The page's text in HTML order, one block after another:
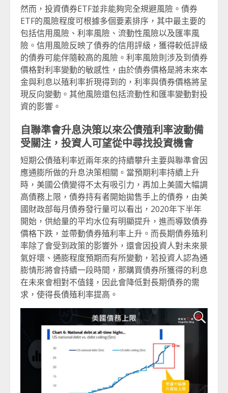
然而，投資債券ETF並非能夠完全規避風險。債券
ETF的風險程度可根據多個要素排序，其中最主要的
包括信用風險、利率風險、流動性風險以及匯率風
險。信用風險反映了債券的信用評級，獲得較低評級
的債券可能伴隨較高的風險。利率風險則涉及到債券
價格對利率變動的敏感性，由於債券價格是將未來本
金與利息以殖利率折現得到的，利率與債券價格將呈
現反向變動。其他風險還包括流動性和匯率變動對投
資的影響。
自聯準會升息決策以來公債殖利率波動備
受關注，投資人可望從中尋找投資機會
短期公債殖利率近兩年來的持續攀升主要與聯準會因
應通膨所做的升息決策相關。當預期利率持續上升
時，美國公債變得不太有吸引力，再加上美國大幅調
高債務上限，債券持有者開始拋售手上的債券，由美
國財政部每月債券發行量可以看出，2020年下半年
開始，供給量的平均水位有明顯提升，進而導致債券
價格下跌，並帶動債券殖利率上升。而長期債券殖利
率除了會受到政策的影響外，還會因投資人對未來景
氣好壞、通膨程度預期而有所變動，若投資人認為通
膨情形將會持續一段時間，那購買債券所獲得的利息
在未來會相對不值錢，因此會降低對長期債券的需
求，使得長債殖利率提高。